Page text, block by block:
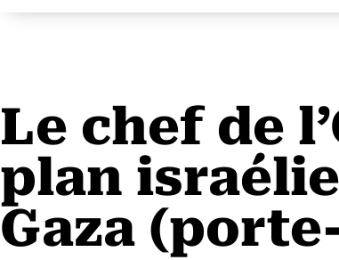
Le chef de
plan
Gaza